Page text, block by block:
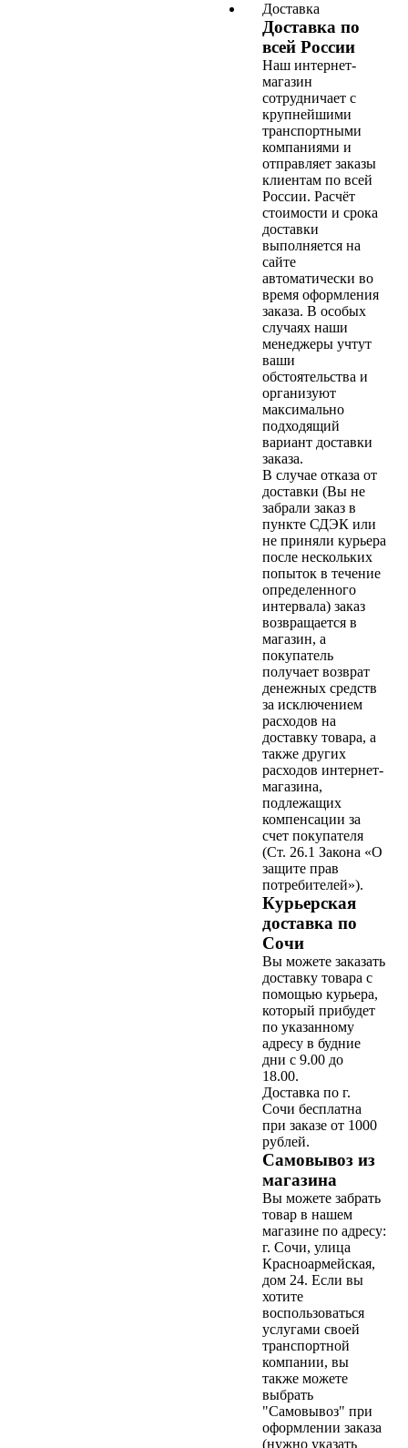
Доставка
Доставка по
всей России
Наш интернет-
магазин
сотрудничает с
крупнейшими
транспортными
компаниями и
отправляет заказы
клиентам по всей
России. Расчёт
стоимости и срока
доставки
выполняется на
сайте
автоматически во
время оформления
заказа. В особых
случаях наши
менеджеры учтут
ваши
обстоятельства и
организуют
максимально
подходящий
вариант доставки
заказа.
В случае отказа от
доставки (Вы не
забрали заказ в
пункте СДЭК или
не приняли курьера
после нескольких
попыток в течение
определенного
интервала) заказ
возвращается в
магазин, а
покупатель
получает возврат
денежных средств
за исключением
расходов на
доставку товара, а
также других
расходов интернет-
магазина,
подлежащих
компенсации за
счет покупателя
(Ст. 26.1 Закона «О
защите прав
потребителей»).
Курьерская
доставка по
Сочи
Вы можете заказать
доставку товара с
помощью курьера,
который прибудет
по указанному
адресу в будние
дни с 9.00 до
18.00.
Доставка по г.
Сочи бесплатна
при заказе от 1000
рублей.
Самовывоз из
магазина
Вы можете забрать
товар в нашем
магазине по адресу:
г. Сочи, улица
Красноармейская,
дом 24. Если вы
хотите
воспользоваться
услугами своей
транспортной
компании, вы
также можете
выбрать
"Самовывоз" при
оформлении заказа
(нужно указать